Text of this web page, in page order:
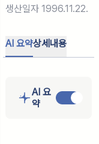
생산일자 1996.11.22.
AI 요약상세내용
AI 요
약